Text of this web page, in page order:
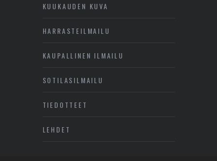
KUUKAUDEN KUVA
HARRASTEILMAILU
KAUPALLINEN ILMAILU
SOTILASILMAILU
TIEDOTTEET
LEHDET